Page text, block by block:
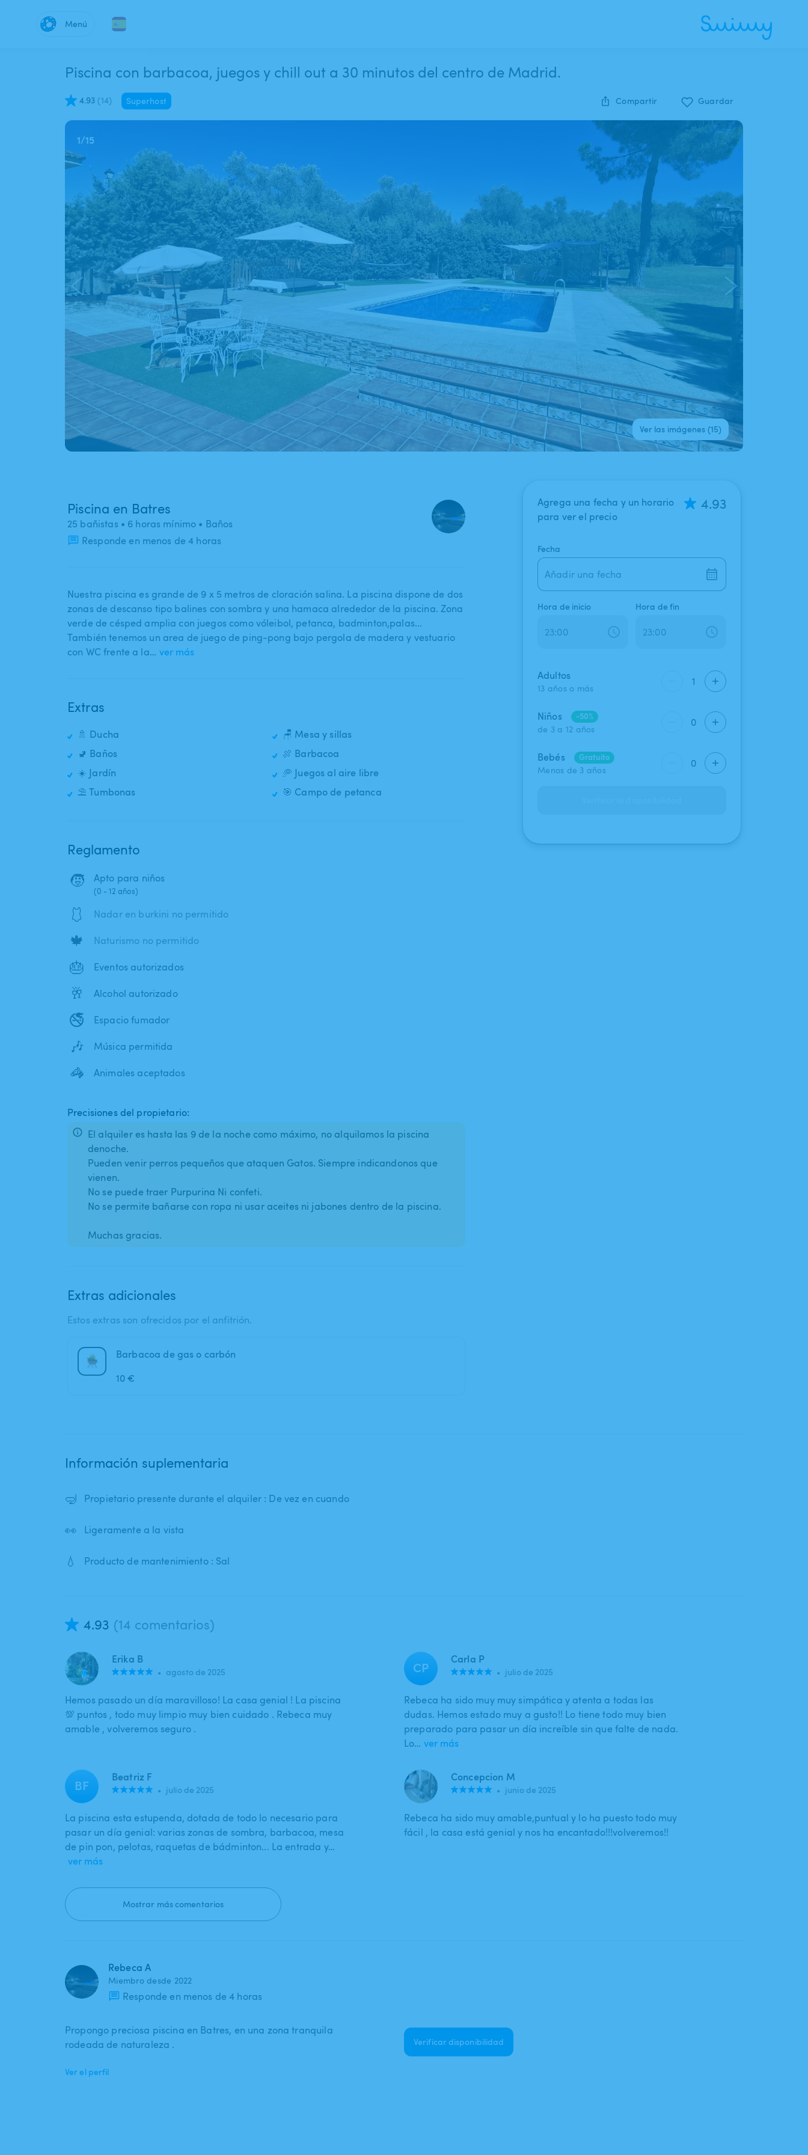
Menú
Piscina con barbacoa, juegos y chill out a 30 minutos del centro de Madrid.
4.93 (14) Superhost Compartir Guardar
1/15
Ver las imágenes (15)
Piscina en Batres
25 bañistas • 6 horas mínimo • Baños
Responde en menos de 4 horas
Nuestra piscina es grande de 9 x 5 metros de cloración salina. La piscina dispone de dos
zonas de descanso tipo balines con sombra y una hamaca alrededor de la piscina. Zona
verde de césped amplia con juegos como vóleibol​,​ petanca​,​ badminton​,​palas...
También tenemos un area de juego de ping-pong bajo pergola de madera y vestuario
con WC frente a la… ver más
Extras
🚿 Ducha
🚽 Baños
☀️ Jardín
⛱️ Tumbonas
🪑 Mesa y sillas
🍖 Barbacoa
🥏 Juegos al aire libre
🎯 Campo de petanca
Reglamento
🧒 Apto para niños
(0 - 12 años)
🩱 Nadar en burkini no permitido
🍁 Naturismo no permitido
🎂 Eventos autorizados
🥂 Alcohol autorizado
🚭 Espacio fumador
🎶 Música permitida
🦓 Animales aceptados
Precisiones del propietario:
El alquiler es hasta las 9 de la noche como máximo, no alquilamos la piscina
denoche.
Pueden venir perros pequeños que ataquen Gatos. Siempre indicandonos que
vienen.
No se puede traer Purpurina Ni confeti.
No se permite bañarse con ropa ni usar aceites ni jabones dentro de la piscina.
Extras adicionales
Estos extras son ofrecidos por el anfitrión.
Barbacoa de gas o carbón
10 €
Agrega una fecha y un horario
para ver el precio
4.93
Fecha
Añadir una fecha
Hora de inicio Hora de fin
Adultos
13 años o más
1
Niños
-50%
de 3 a 12 años
0
Bebés
Gratuito
Menos de 3 años
0
Información suplementaria
🤿 Propietario presente durante el alquiler : De vez en cuando
👀 Ligeramente a la vista
💧 Producto de mantenimiento : Sal
4.93 (14 comentarios)
Erika B
• agosto de 2025
Hemos pasado un día maravilloso! La casa genial ! La piscina
💯 puntos , todo muy limpio muy bien cuidado . Rebeca muy
amable , volveremos seguro .
CP Carla P
• julio de 2025
Rebeca ha sido muy muy simpática y atenta a todas las
dudas. Hemos estado muy a gusto!! Lo tiene todo muy bien
preparado para pasar un día increíble sin que falte de nada.
Lo… ver más
BF Beatriz F
• julio de 2025
La piscina esta estupenda, dotada de todo lo necesario para
pasar un día genial: varias zonas de sombra, barbacoa, mesa
de pin pon, pelotas, raquetas de bádminton... La entrada y…
ver más
Concepcion M
• junio de 2025
Rebeca ha sido muy amable,puntual y lo ha puesto todo muy
fácil , la casa está genial y nos ha encantado!!!volveremos!!
Mostrar más comentarios
Rebeca A
Miembro desde 2022
Responde en menos de 4 horas
Propongo preciosa piscina en Batres, en una zona tranquila
rodeada de naturaleza .
Ver el perfil
Verificar disponibilidad